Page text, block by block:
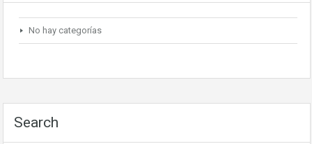
No hay categorías
Search